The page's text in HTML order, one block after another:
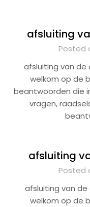
afsluiting
Posted
afsluiting van de
welkom op de
beantwoorden die
vragen,
afsluiting
Posted
afsluiting van de
welkom op de